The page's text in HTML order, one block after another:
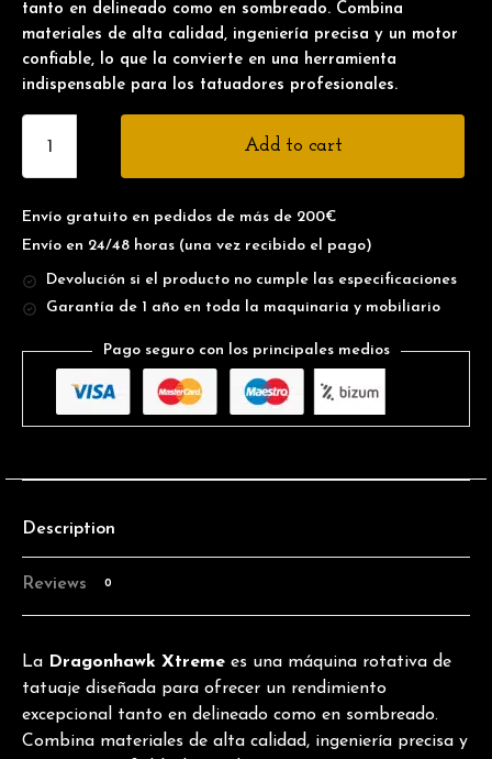
tanto en delineado como en sombreado. Combina
materiales de alta calidad, ingeniería precisa y un motor
confiable, lo que la convierte en una herramienta
indispensable para los tatuadores profesionales.
Add to cart
Envío gratuito en pedidos de más de 200€
Envío en 24/48 horas (una vez recibido el pago)
Devolución si el producto no cumple las especificaciones
Garantía de 1 año en toda la maquinaria y mobiliario
Pago seguro con los principales medios
Description
Reviews 0
La Dragonhawk Xtreme es una máquina rotativa de
tatuaje diseñada para ofrecer un rendimiento
excepcional tanto en delineado como en sombreado.
Combina materiales de alta calidad, ingeniería precisa y